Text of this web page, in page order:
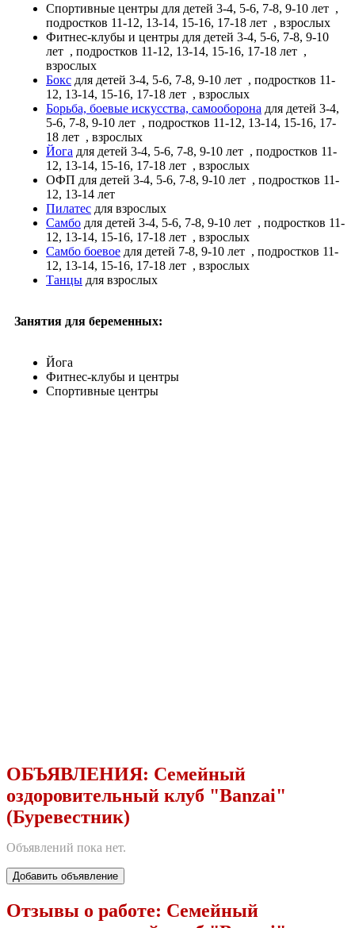
Спортивные центры для детей 3-4, 5-6, 7-8, 9-10 лет ,
подростков 11-12, 13-14, 15-16, 17-18 лет , взрослых
Фитнес-клубы и центры для детей 3-4, 5-6, 7-8, 9-10
лет , подростков 11-12, 13-14, 15-16, 17-18 лет ,
взрослых
Бокс для детей 3-4, 5-6, 7-8, 9-10 лет , подростков 11-
12, 13-14, 15-16, 17-18 лет , взрослых
Борьба, боевые искусства, самооборона для детей 3-4,
5-6, 7-8, 9-10 лет , подростков 11-12, 13-14, 15-16, 17-
18 лет , взрослых
Йога для детей 3-4, 5-6, 7-8, 9-10 лет , подростков 11-
12, 13-14, 15-16, 17-18 лет , взрослых
ОФП для детей 3-4, 5-6, 7-8, 9-10 лет , подростков 11-
12, 13-14 лет
Пилатес для взрослых
Самбо для детей 3-4, 5-6, 7-8, 9-10 лет , подростков 11-
12, 13-14, 15-16, 17-18 лет , взрослых
Самбо боевое для детей 7-8, 9-10 лет , подростков 11-
12, 13-14, 15-16, 17-18 лет , взрослых
Танцы для взрослых
Занятия для беременных:
Йога
Фитнес-клубы и центры
Спортивные центры
ОБЪЯВЛЕНИЯ: Семейный
оздоровительный клуб "Banzai"
(Буревестник)
Объявлений пока нет.
Добавить объявление
Отзывы о работе: Семейный